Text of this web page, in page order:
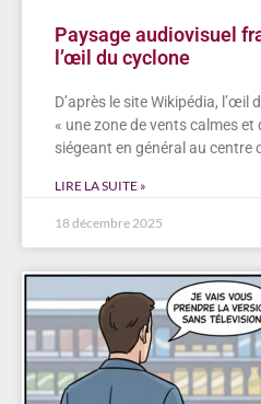
Paysage audiovisuel
l’œil du cyclone
D’après le site Wikipédia, l’œil
« une zone de vents calmes et
siégeant en général au centre
LIRE LA SUITE »
18 décembre 2025